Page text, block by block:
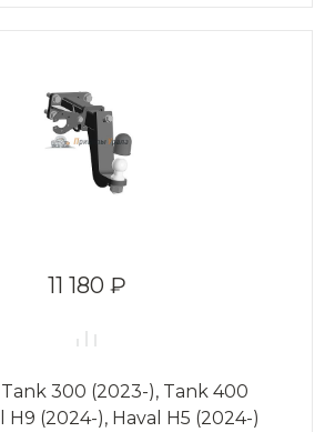
11 180 ₽
300 (2023-), Tank 400
H9 (2024-), Haval H5 (2024-)